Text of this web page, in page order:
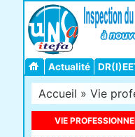
Actualité
Accueil » Vie
VIE